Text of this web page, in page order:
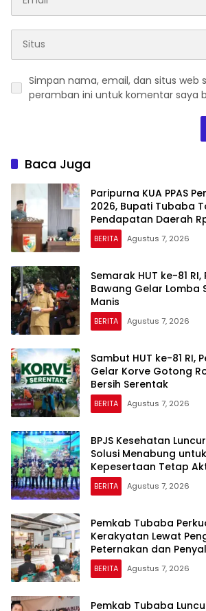
Simpan nama, email, dan situs web
peramban ini untuk komentar saya
Baca Juga
Paripurna KUA PPAS
2026, Bupati Tubaba
Pendapatan Daerah
BERITA Agustus 7, 2026
Semarak HUT ke-81
Bawang Gelar Lomba
Manis
BERITA Agustus 7, 2026
Sambut HUT ke-81 RI,
Gelar Korve Gotong
Bersih Serentak
BERITA Agustus 7, 2026
BPJS Kesehatan
Solusi Menabung
Kepesertaan Tetap
BERITA Agustus 7, 2026
Pemkab Tubaba
Kerakyatan Lewat
Peternakan dan
BERITA Agustus 7, 2026
Pemkab Tubaba